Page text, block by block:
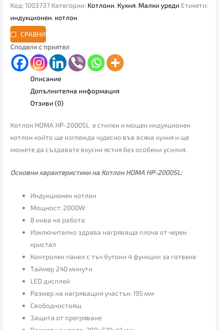
Код:1003737 Категории: Котлони, Кухня, Малки уреди Етикети:
индукционен, котлон
СРАВНИ
Сподели с приятел
Описание
Допълнителна информация
Отзиви (0)
Котлон HOMA HP-2000SL е стилен и мощен индукционен
котлон който ще изглежда чудесно във всяка кухня и ще
можете да създавате вкусни ястия без особени усилия.
Основни характеристики на Котлон HOMA HP-2000SL:
Индукционен котлон
Мощност: 2000W
8 нива на работа
Изключително здрава нагряваща плоча от черен
кристал
Контролен панел с тъч бутони 4 функции за готвене
Таймер 240 минути
LED дисплей
Размер на нагряващия участък: 195 мм
Свободностоящ
Защита от прегряване